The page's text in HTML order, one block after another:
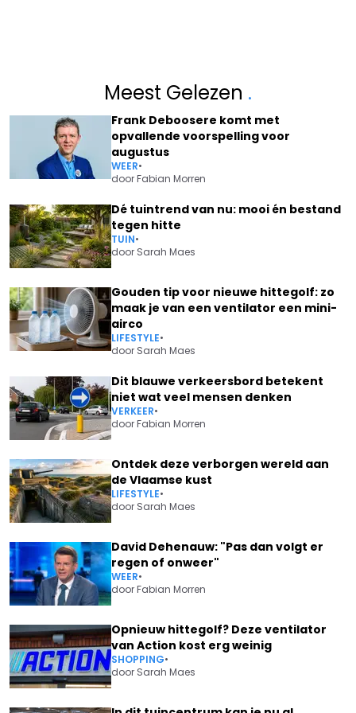
Meest Gelezen .
Frank Deboosere komt met
opvallende voorspelling voor
augustus
WEER•
doorFabian Morren
Dé tuintrend van nu: mooi én bestand
tegen hitte
TUIN•
door Sarah Maes
Gouden tip voor nieuwe hittegolf: zo
maak je van een ventilator een mini-
airco
LIFESTYLE•
door Sarah Maes
Dit blauwe verkeersbord betekent
niet wat veel mensen denken
VERKEER•
doorFabian Morren
Ontdek deze verborgen wereld aan
de Vlaamse kust
LIFESTYLE•
door Sarah Maes
David Dehenauw: "Pas dan volgt er
regen of onweer"
WEER•
doorFabian Morren
Opnieuw hittegolf? Deze ventilator
van Action kost erg weinig
SHOPPING•
door Sarah Maes